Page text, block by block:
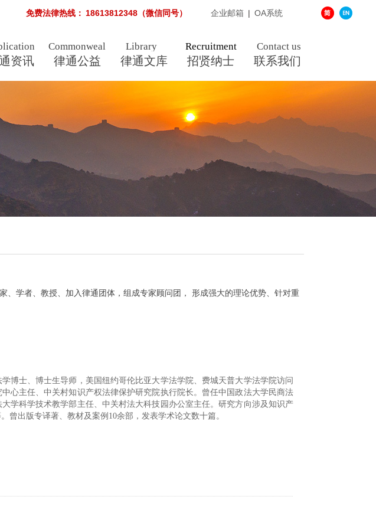
Contact us
资讯 律通公益 律通文库 招贤纳士 联系我们
Commonweal Library
免费法律热线： 18613812348（微信同号） 企业邮箱 | OA系统
Recruitment
学者、教授、加入律通团体，组成专家顾问团， 形成强大的理论优势、针对重
博士、博士生导师，美国纽约哥伦比亚大学法学院、费城天普大学法学院访问
心主任、中关村知识产权法律保护研究院执行院长。曾任中国政法大学民商法
学科学技术教学部主任、中关村法大科技园办公室主任。研究方向涉及知识产
曾出版专译著、教材及案例10余部，发表学术论文数十篇。